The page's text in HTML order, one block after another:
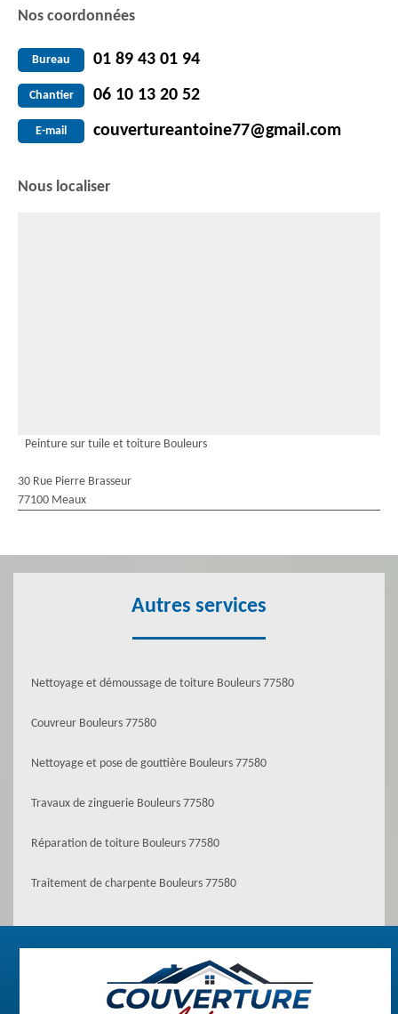
Nos coordonnées
Bureau 01 89 43 01 94
Chantier 06 10 13 20 52
E-mail couvertureantoine77@gmail.com
Nous localiser
Peinture sur tuile et toiture Bouleurs
30 Rue Pierre Brasseur
77100 Meaux
Autres services
Nettoyage et démoussage de toiture Bouleurs 77580
Couvreur Bouleurs 77580
Nettoyage et pose de gouttière Bouleurs 77580
Travaux de zinguerie Bouleurs 77580
Réparation de toiture Bouleurs 77580
Traitement de charpente Bouleurs 77580